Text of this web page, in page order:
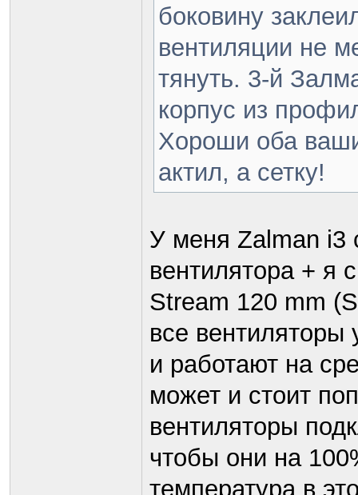
боковину
вентиляции не
тянуть. 3-й
корпус из
Хороши оба
актил, а сетку!
У меня Zalman i3
вентилятора + я
Stream 120 mm
все
и работают на
может и стоит
вентиляторы
чтобы они на
температура в